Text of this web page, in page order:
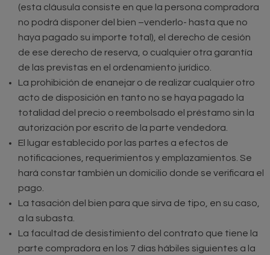
(esta cláusula consiste en que la persona compradora
no podrá disponer del bien –venderlo- hasta que no
haya pagado su importe total), el derecho de cesión
de ese derecho de reserva, o cualquier otra garantía
de las previstas en el ordenamiento jurídico.
La prohibición de enanejar o de realizar cualquier otro
acto de disposición en tanto no se haya pagado la
totalidad del precio o reembolsado el préstamo sin la
autorización por escrito de la parte vendedora.
El lugar establecido por las partes a efectos de
notificaciones, requerimientos y emplazamientos. Se
hará constar también un domicilio donde se verificara el
pago.
La tasación del bien para que sirva de tipo, en su caso,
a la subasta.
La facultad de desistimiento del contrato que tiene la
parte compradora en los 7 días hábiles siguientes a la